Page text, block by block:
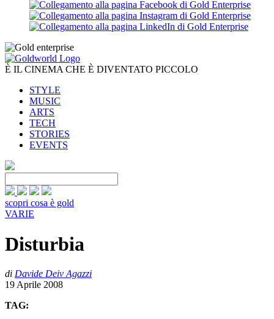
È IL CINEMA CHE È DIVENTATO PICCOLO
STYLE
MUSIC
ARTS
TECH
STORIES
EVENTS
scopri cosa è gold
VARIE
Disturbia
di Davide Deiv Agazzi
19 Aprile 2008
TAG: